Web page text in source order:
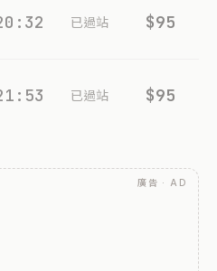
已過站 $95
已過站 $95
廣告 · AD